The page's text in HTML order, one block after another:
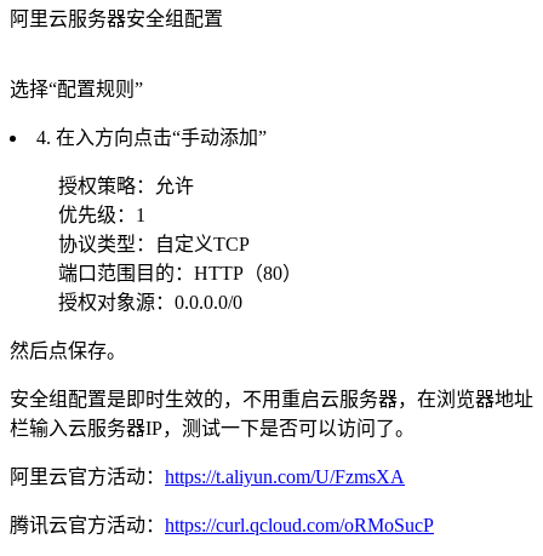
阿里云服务器安全组配置
选择“配置规则”
4. 在入方向点击“手动添加”
授权策略：允许
优先级：1
协议类型：自定义TCP
端口范围目的：HTTP（80）
授权对象源：0.0.0.0/0
然后点保存。
安全组配置是即时生效的，不用重启云服务器，在浏览器地址
栏输入云服务器IP，测试一下是否可以访问了。
阿里云官方活动： https://t.aliyun.com/U/FzmsXA
腾讯云官方活动： https://curl.qcloud.com/oRMoSucP